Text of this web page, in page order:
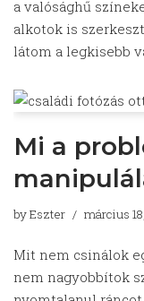
a valósághű
alkotok is
látom a legkisebb
Mi a
byEszter március
Mit nem csinálok
nem nagyobbítok